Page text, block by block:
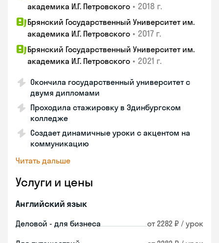
академика И.Г. Петровского • 2018 г.
Брянский Государственный Университет им.
академика И.Г. Петровского • 2017 г.
Брянский Государственный Университет им.
академика И.Г. Петровского • 2021 г.
Окончила государственный университет с
двумя дипломами
Проходила стажировку в Эдинбургском
колледже
Создает динамичные уроки с акцентом на
коммуникацию
Читать дальше
Услуги и цены
Английский язык
Деловой - для бизнеса от 2282 ₽ / урок